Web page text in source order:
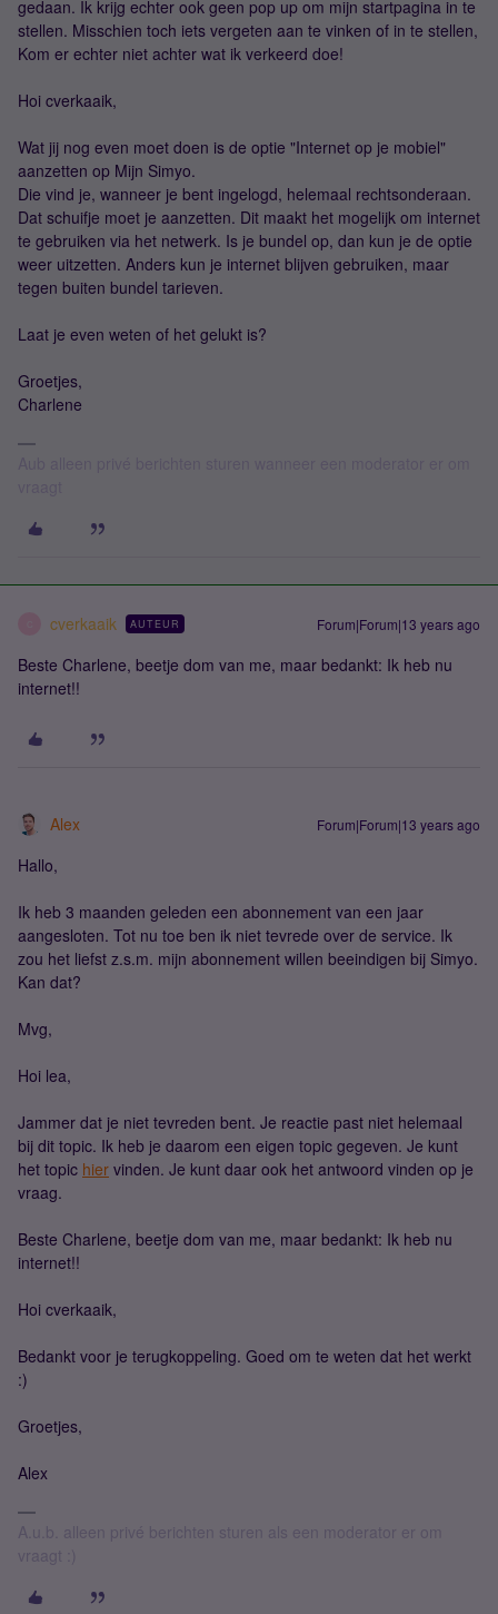
gedaan. Ik krijg echter ook geen pop up om mijn startpagina in te
stellen. Misschien toch iets vergeten aan te vinken of in te stellen,
Kom er echter niet achter wat ik verkeerd doe!
Hoi cverkaaik,
Wat jij nog even moet doen is de optie "Internet op je mobiel"
aanzetten op Mijn Simyo.
Die vind je, wanneer je bent ingelogd, helemaal rechtsonderaan.
Dat schuifje moet je aanzetten. Dit maakt het mogelijk om internet
te gebruiken via het netwerk. Is je bundel op, dan kun je de optie
weer uitzetten. Anders kun je internet blijven gebruiken, maar
tegen buiten bundel tarieven.
Laat je even weten of het gelukt is?
Groetjes,
Charlene
cverkaaik AUTEUR Forum|Forum|13 years ago
Beste Charlene, beetje dom van me, maar bedankt: Ik heb nu
internet!!
Alex Forum|Forum|13 years ago
Hallo,
Ik heb 3 maanden geleden een abonnement van een jaar
aangesloten. Tot nu toe ben ik niet tevrede over de service. Ik
zou het liefst z.s.m. mijn abonnement willen beeindigen bij Simyo.
Kan dat?
Mvg,
Hoi lea,
Jammer dat je niet tevreden bent. Je reactie past niet helemaal
bij dit topic. Ik heb je daarom een eigen topic gegeven. Je kunt
het topic hier vinden. Je kunt daar ook het antwoord vinden op je
vraag.
Beste Charlene, beetje dom van me, maar bedankt: Ik heb nu
internet!!
Hoi cverkaaik,
Bedankt voor je terugkoppeling. Goed om te weten dat het werkt
:)
Groetjes,
Alex
A.u.b. alleen privé berichten sturen als een moderator er om
vraagt :)